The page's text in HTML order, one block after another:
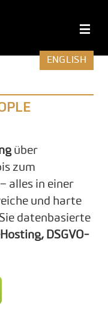
ENGLISH
über
zum
– alles in einer
und harte
datenbasierte
DSGVO-